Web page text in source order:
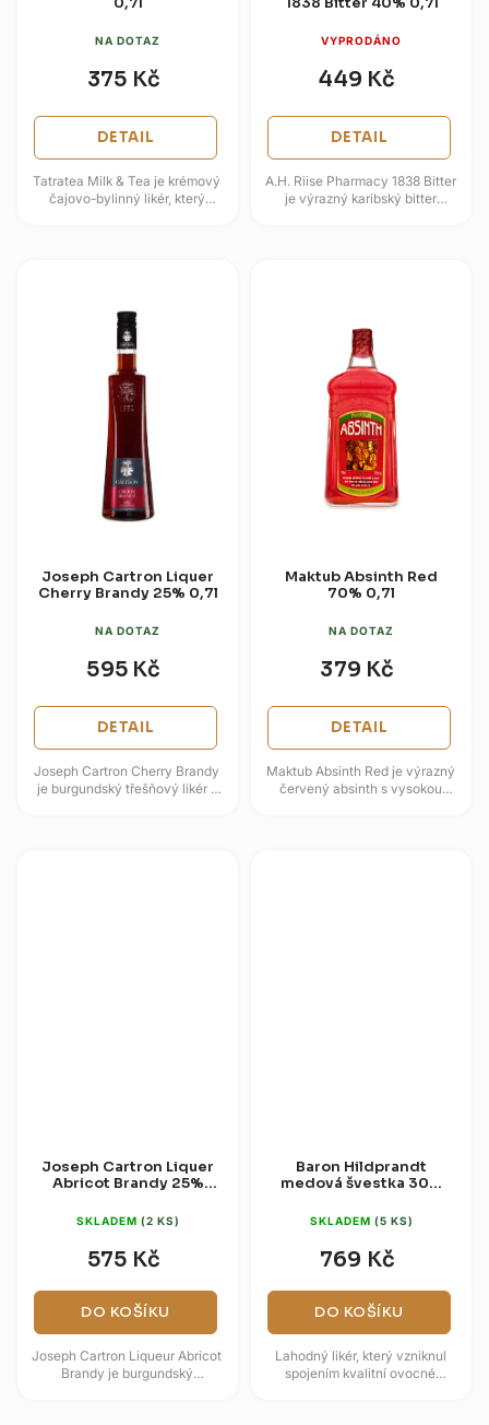
NA DOTAZ
375 Kč
DETAIL
Tatratea Milk & Tea je krémový
čajovo-bylinný likér, který
VYPRODÁNO
449 Kč
DETAIL
A.H. Riise Pharmacy 1838 Bitter
je výrazný karibský bitter
Joseph Cartron Liquer
Cherry Brandy 25% 0,7l
NA DOTAZ
595 Kč
DETAIL
Joseph Cartron Cherry Brandy
je burgundský třešňový likér z
Maktub Absinth Red
70% 0,7l
NA DOTAZ
379 Kč
DETAIL
Maktub Absinth Red je výrazný
červený absinth s vysokou
Joseph Cartron Liquer
Abricot Brandy 25%
SKLADEM (2 KS)
575 Kč
DO KOŠÍKU
Joseph Cartron Liqueur Abricot
Brandy je burgundský
Baron Hildprandt
medová švestka 30%
SKLADEM (5 KS)
769 Kč
DO KOŠÍKU
Lahodný likér, který vzniknul
spojením kvalitní ovocné